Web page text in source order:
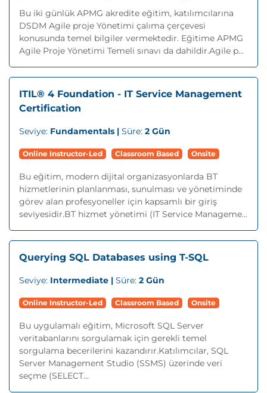
Bu iki günlük APMG akredite eğitim, katılımcılarına
DSDM Agile proje Yönetimi çalıma çerçevesi
konusunda temel bilgiler vermektedir. Eğitime APMG
Agile Proje Yönetimi Temeli sınavı da dahildir.Agile p...
ITIL® 4 Foundation - IT Service Management
Certification
Seviye: Fundamentals | Süre: 2 Gün
Online Instructor-Led Classroom Based Onsite
Bu eğitim, modern dijital organizasyonlarda BT
hizmetlerinin planlanması, sunulması ve yönetiminde
görev alan profesyoneller için kapsamlı bir giriş
seviyesidir.BT hizmet yönetimi (IT Service Manageme...
Querying SQL Databases using T-SQL
Seviye: Intermediate | Süre: 2 Gün
Online Instructor-Led Classroom Based Onsite
Bu uygulamalı eğitim, Microsoft SQL Server
veritabanlarını sorgulamak için gerekli temel
sorgulama becerilerini kazandırır.Katılımcılar, SQL
Server Management Studio (SSMS) üzerinde veri
seçme (SELECT...